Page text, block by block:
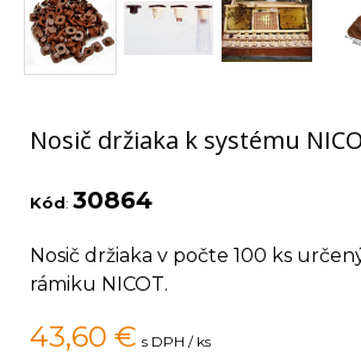
Nosič držiaka k systému
Kód: 30864
Nosič držiaka v počte 100 ks
rámiku NICOT.
43,60 € s DPH / ks